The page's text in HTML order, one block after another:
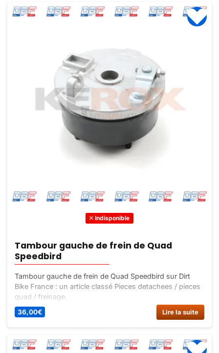
Indisponible
Tambour gauche de frein de Quad
Speedbird
Tambour gauche de frein de Quad Speedbird sur Dirt
Bike France : un article classé Pieces detachees / pieces
quad / freinage.
36,00€ Lire la suite